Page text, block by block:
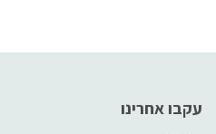
לפניכם עשרה טיפים שיסייעו לכם
עקבו אחרינו